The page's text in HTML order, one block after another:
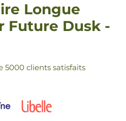
Longue
Future Dusk -
5000 clients satisfaits